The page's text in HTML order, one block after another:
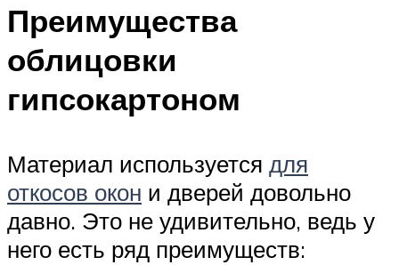
Преимущества
облицовки
гипсокартоном
Материал используется для
откосов окон и дверей довольно
давно. Это не удивительно, ведь у
него есть ряд преимуществ: